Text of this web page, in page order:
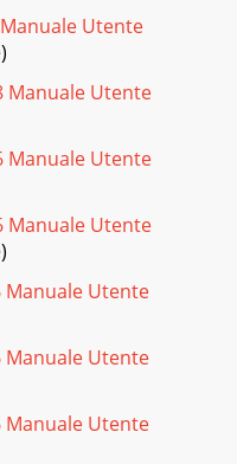
Utente
Manuale Utente
Manuale Utente
Manuale Utente
Manuale Utente
Manuale Utente
Manuale Utente